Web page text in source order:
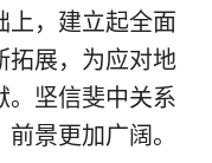
上，建立起全面
拓展，为应对地
。坚信斐中关系
景更加广阔。